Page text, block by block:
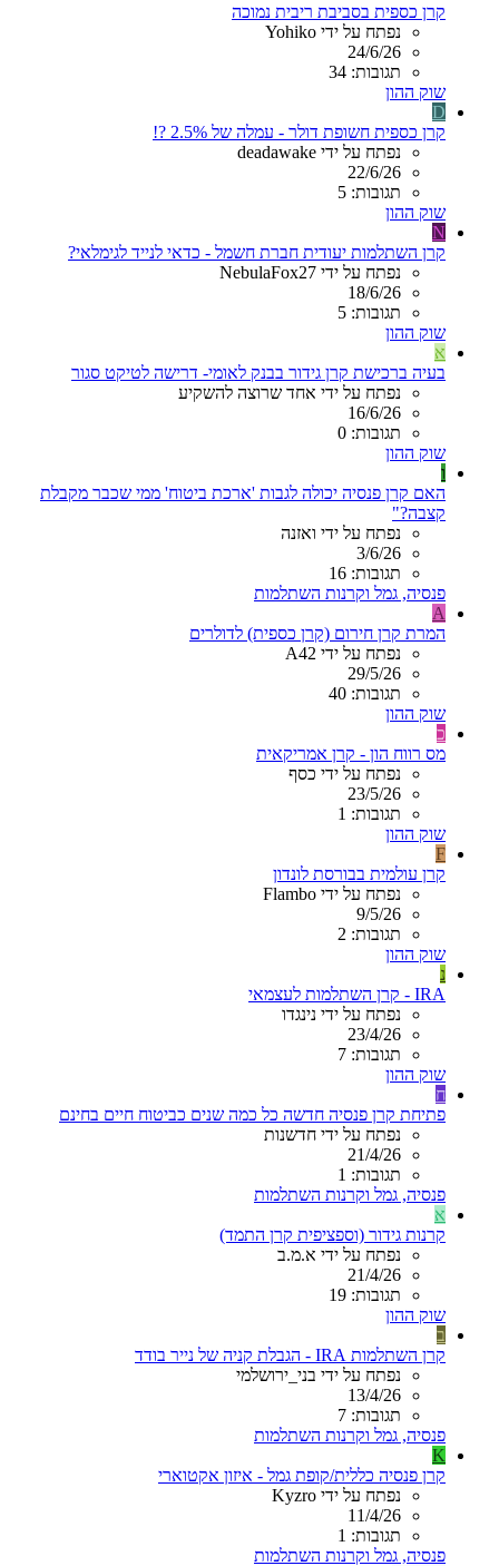
קרן כספית בסביבת ריבית נמוכה
נפתח על ידי Yohiko
24/6/26
תגובות: 34
שוק ההון
D
קרן כספית חשופת דולר - עמלה של 2.5% ?!
נפתח על ידי deadawake
22/6/26
תגובות: 5
שוק ההון
N
קרן השתלמות יעודית חברת חשמל - כדאי לנייד לגימלאי?
נפתח על ידי NebulaFox27
18/6/26
תגובות: 5
שוק ההון
א
בעיה ברכישת קרן גידור בבנק לאומי- דרישה לטיקט סגור
נפתח על ידי אחד שרוצה להשקיע
16/6/26
תגובות: 0
שוק ההון
ו
האם קרן פנסיה יכולה לגבות 'ארכת ביטוח' ממי שכבר מקבלת
קצבה?"
נפתח על ידי ואזנה
3/6/26
תגובות: 16
פנסיה, גמל וקרנות השתלמות
A
המרת קרן חירום (קרן כספית) לדולרים
נפתח על ידי A42
29/5/26
תגובות: 40
שוק ההון
כ
מס רווח הון - קרן אמריקאית
נפתח על ידי כסף
23/5/26
תגובות: 1
שוק ההון
F
קרן עולמית בבורסת לונדון
נפתח על ידי Flambo
9/5/26
תגובות: 2
שוק ההון
נ
IRA - קרן השתלמות לעצמאי
נפתח על ידי נינגדו
23/4/26
תגובות: 7
שוק ההון
ח
פתיחת קרן פנסיה חדשה כל כמה שנים כביטוח חיים בחינם
נפתח על ידי חדשנות
21/4/26
תגובות: 1
פנסיה, גמל וקרנות השתלמות
א
קרנות גידור (וספציפית קרן התמד)
נפתח על ידי א.מ.ב
21/4/26
תגובות: 19
שוק ההון
ב
קרן השתלמות IRA - הגבלת קניה של נייר בודד
נפתח על ידי בני_ירושלמי
13/4/26
תגובות: 7
פנסיה, גמל וקרנות השתלמות
K
קרן פנסיה כללית/קופת גמל - איזון אקטוארי
נפתח על ידי Kyzro
11/4/26
תגובות: 1
פנסיה, גמל וקרנות השתלמות